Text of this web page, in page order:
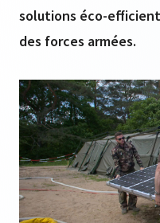
solutions éco-
des forces armées.